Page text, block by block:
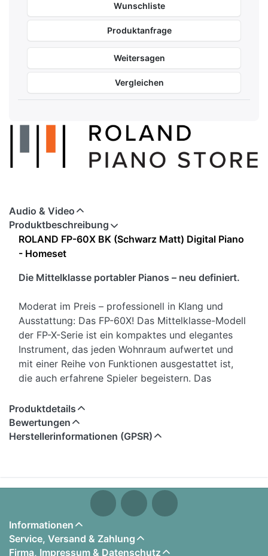
Wunschliste
Produktanfrage
Weitersagen
Vergleichen
Audio & Video
Produktbeschreibung
ROLAND FP-60X BK (Schwarz Matt) Digital Piano
- Homeset
Die Mittelklasse portabler Pianos – neu definiert.
Moderat im Preis – professionell in Klang und
Ausstattung: Das FP-60X! Das Mittelklasse-Modell
der FP-X-Serie ist ein kompaktes und elegantes
Instrument, das jeden Wohnraum aufwertet und
mit einer Reihe von Funktionen ausgestattet ist,
die auch erfahrene Spieler begeistern. Das
SuperNATURAL Pianos und die dynamische PHA-4
Klaviatur mit 88 Tasten. Die Auswahl an
zahlreichen ausdrucksstarken akustischen
äußerst vielseitig einsetzbaren Instrument. Darüber
hinaus inspiriert eine große Auswahl an
erstklassigen Orchester- und Effekt-Sounds zu
Arrangements unterschiedlicher Musikstile.
Schließlich sorgen großartige Ambience-Effekte,
Produktdetails
Bewertungen
Herstellerinformationen (GPSR)
Informationen
Service, Versand & Zahlung
Firma, Impressum & Datenschutz